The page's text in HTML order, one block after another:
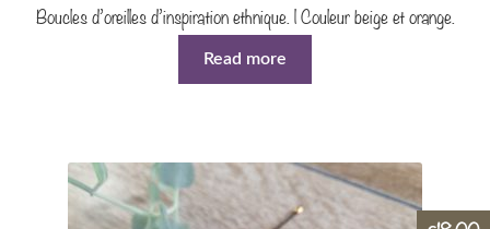
Boucles d’oreilles d’inspiration ethnique. | Couleur beige et orange.
Read more